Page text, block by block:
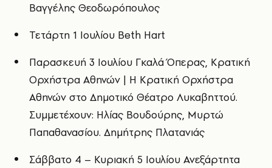
Βαγγέλης Θεοδωρόπουλος
Τετάρτη 1 Ιουλίου Beth Hart
Παρασκευή 3 Ιουλίου Γκαλά Όπερας, Κρατική
Ορχήστρα Αθηνών | Η Κρατική Ορχήστρα
Αθηνών στο Δημοτικό Θέατρο Λυκαβηττού.
Συμμετέχουν: Ηλίας Βουδούρης, Μυρτώ
Παπαθανασίου. Δημήτρης Πλατανιάς
Σάββατο 4 – Κυριακή 5 Ιουλίου Ανεξάρτητα